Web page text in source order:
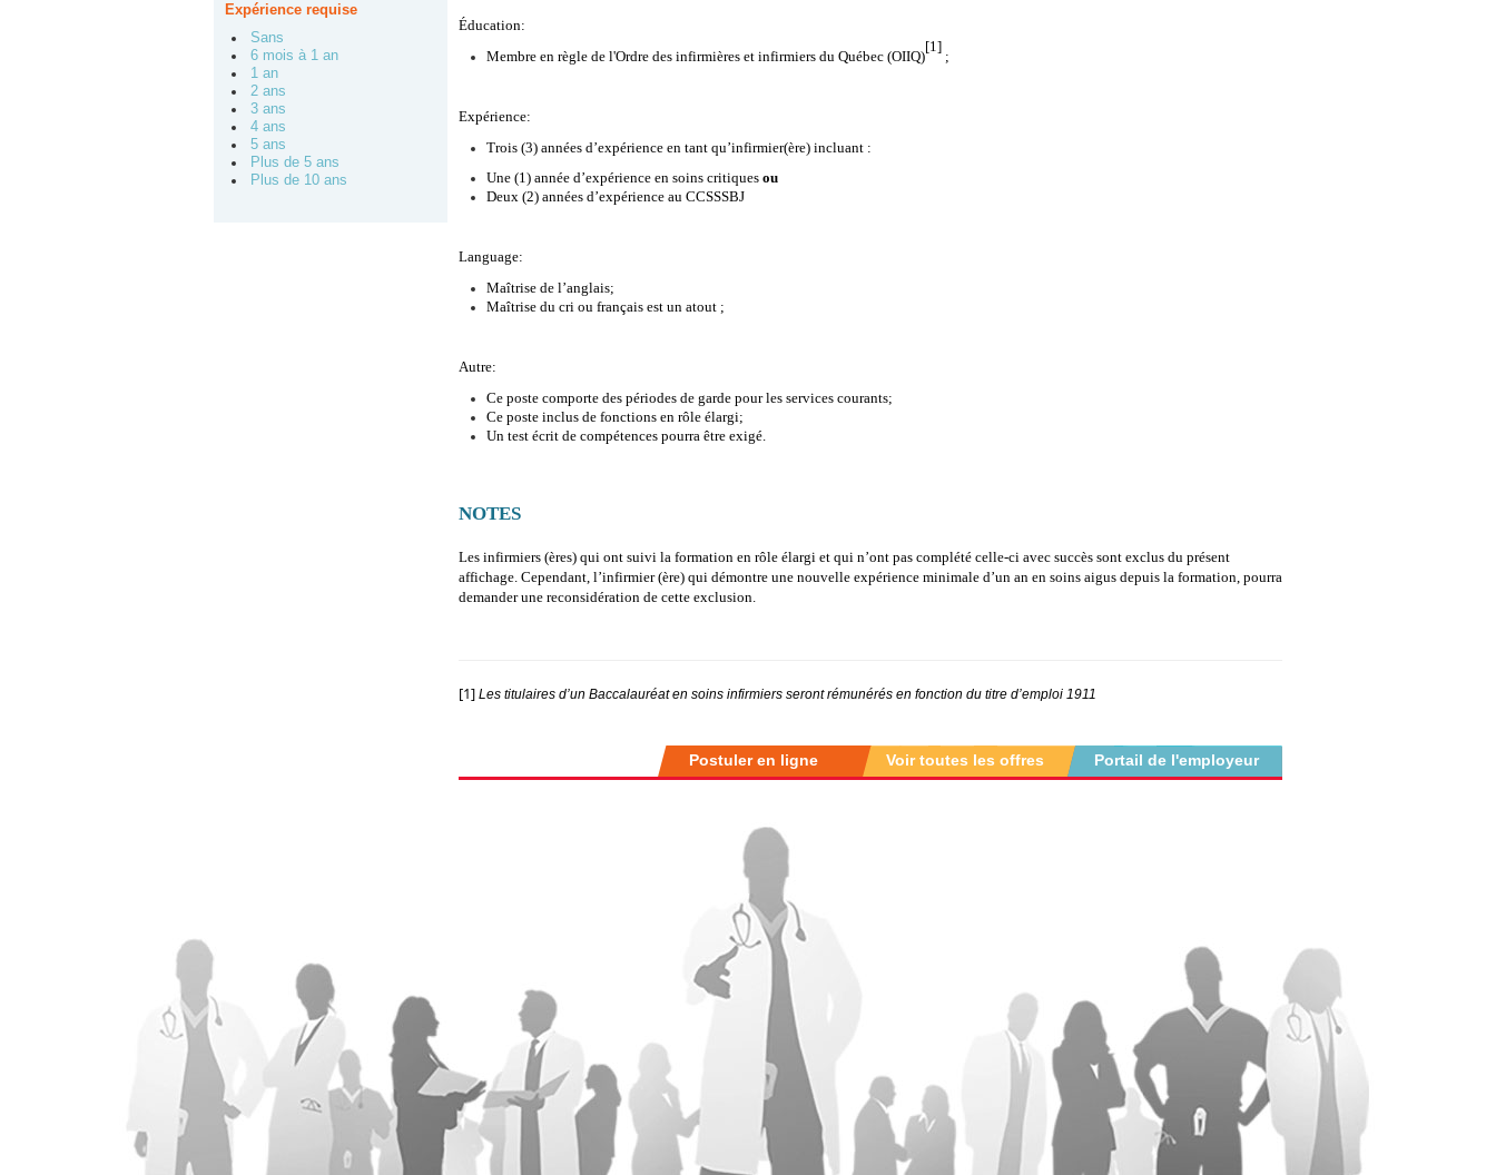
Expérience requise
Sans
6 mois à 1 an
1 an
2 ans
3 ans
4 ans
5 ans
Plus de 5 ans
Plus de 10 ans
Éducation:
Membre en règle de l'Ordre des infirmières et infirmiers du Québec (OIIQ)
[1]
;
Expérience:
Trois (3) années d’expérience en tant qu’infirmier(ère) incluant :
Une (1) année d’expérience en soins critiques ou
Deux (2) années d’expérience au CCSSSBJ
Language:
Maîtrise de l’anglais;
Maîtrise du cri ou français est un atout ;
Autre:
Ce poste comporte des périodes de garde pour les services courants;
Ce poste inclus de fonctions en rôle élargi;
Un test écrit de compétences pourra être exigé.
NOTES
Les infirmiers (ères) qui ont suivi la formation en rôle élargi et qui n’ont pas complété celle-ci avec succès sont exclus du présent
affichage. Cependant, l’infirmier (ère) qui démontre une nouvelle expérience minimale d’un an en soins aigus depuis la formation, pourra
demander une reconsidération de cette exclusion.
[1] Les titulaires d’un Baccalauréat en soins infirmiers seront rémunérés en fonction du titre d’emploi 1911
Portail de l'employeur
Voir toutes les offres
Postuler en ligne